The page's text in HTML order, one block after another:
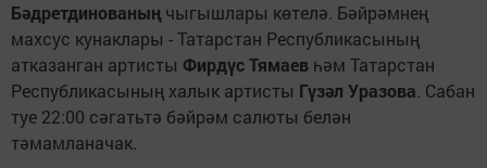
Бәдретдинованыңчыгышлары көтелә. Бәйрәмнең
махсус кунаклары - Татарстан Республикасының
атказанган артисты Фирдүс Тямаев һәм Татарстан
Республикасының халык артисты Гүзәл Уразова. Сабан
туе 22:00 сәгатьтә бәйрәм салюты белән
тәмамланачак.